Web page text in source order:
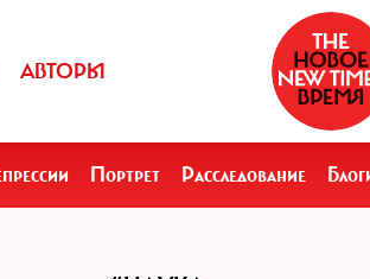
АВТОРЫ
Портрет Расследование